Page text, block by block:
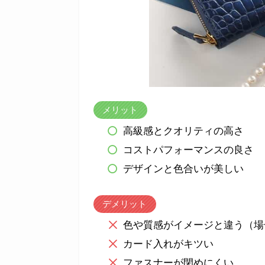
メリット
高級感とクオリティの高さ
コストパフォーマンスの良さ
デザインと色合いが美しい
デメリット
色や質感がイメージと違う（
カード入れがキツい
ファスナーが閉めにくい